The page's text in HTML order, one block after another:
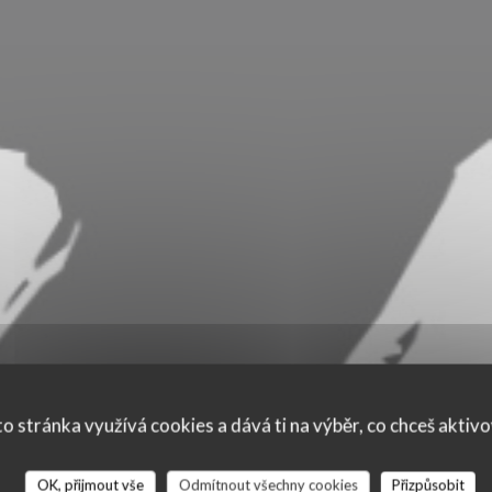
stránka využívá cookies a dává ti na výběr, co chceš
OK, přijmout vše Odmítnout všechny cookies Přizpůsobit